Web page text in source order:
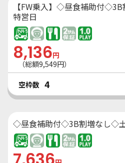
【FW乗入】◇昼食補助付
特営日
8,136円
（総額9,549円）
空枠数 4
◇昼食補助付◇3B割増なし◇